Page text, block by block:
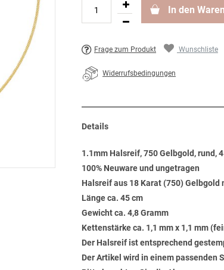
In den
Frage zum Produkt Wunschliste
Widerrufsbedingungen
Details
1.1mm Halsreif, 750 Gelbgold, rund,
100% Neuware und ungetragen
Halsreif aus 18 Karat (750)
Länge ca. 45 cm
Gewicht ca. 4,8 Gramm
Kettenstärke ca. 1,1 mm x 1,1 mm
Der Halsreif ist entsprechend
Der Artikel wird in einem passenden